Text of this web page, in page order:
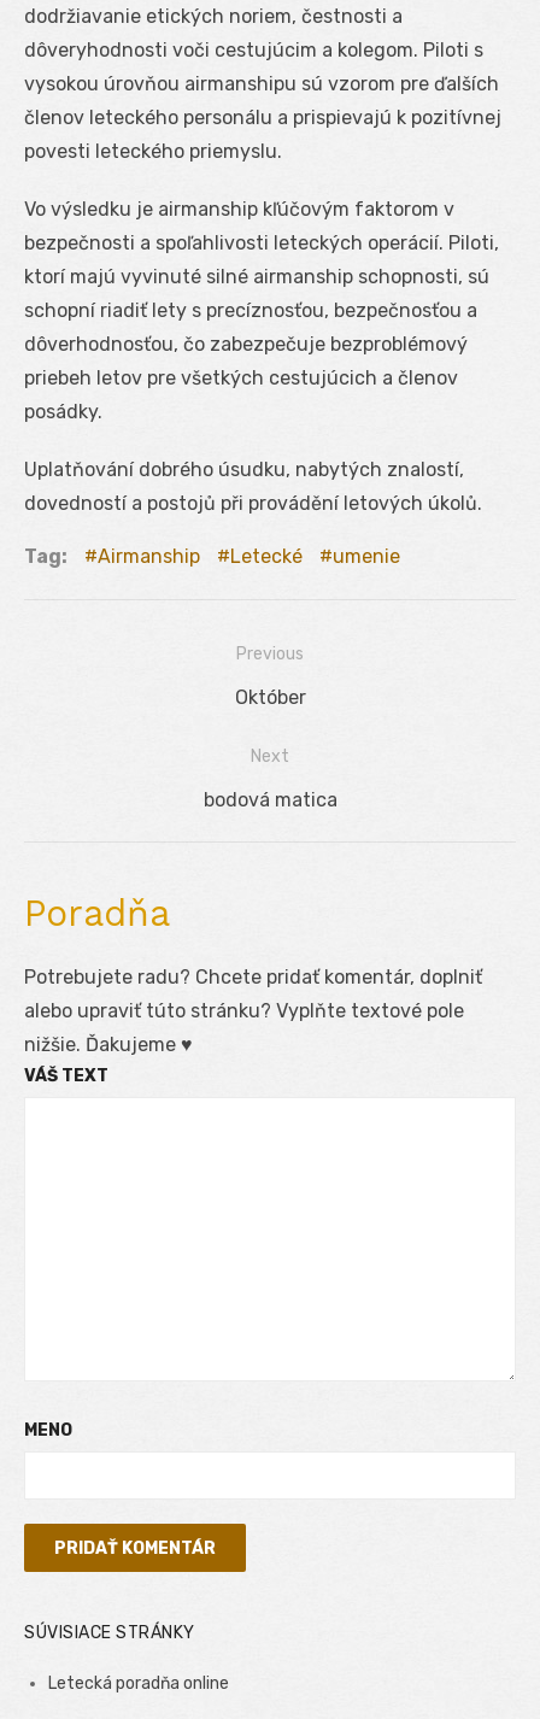
dodržiavanie etických noriem, čestnosti a
dôveryhodnosti voči cestujúcim a kolegom. Piloti s
vysokou úrovňou airmanshipu sú vzorom pre ďalších
členov leteckého personálu a prispievajú k pozitívnej
povesti leteckého priemyslu.
Vo výsledku je airmanship kľúčovým faktorom v
bezpečnosti a spoľahlivosti leteckých operácií. Piloti,
ktorí majú vyvinuté silné airmanship schopnosti, sú
schopní riadiť lety s precíznosťou, bezpečnosťou a
dôverhodnosťou, čo zabezpečuje bezproblémový
priebeh letov pre všetkých cestujúcich a členov
posádky.
Uplatňování dobrého úsudku, nabytých znalostí,
dovedností a postojů při provádění letových úkolů.
Tag: Airmanship Letecké umenie
Previous
Previous
Október
Next
Next
bodová matica
Poradňa
Potrebujete radu? Chcete pridať komentár, doplniť
alebo upraviť túto stránku? Vyplňte textové pole
nižšie. Ďakujeme ♥
VÁŠ TEXT
MENO
SÚVISIACE STRÁNKY
Letecká poradňa online